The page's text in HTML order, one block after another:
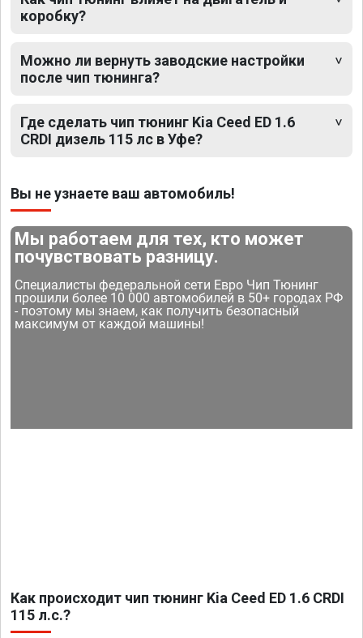
коробку?
Можно ли вернуть заводские настройки
после чип тюнинга?
Где сделать чип тюнинг Kia Ceed ED 1.6
CRDI дизель 115 лс в Уфе?
Вы не узнаете ваш автомобиль!
Мы работаем для тех, кто может
почувствовать разницу.
Специалисты федеральной сети Евро Чип Тюнинг
прошили более 10 000 автомобилей в 50+ городах РФ
- поэтому мы знаем, как получить безопасный
максимум от каждой машины!
Как происходит чип тюнинг Kia Ceed ED 1.6 CRDI
115 л.с.?